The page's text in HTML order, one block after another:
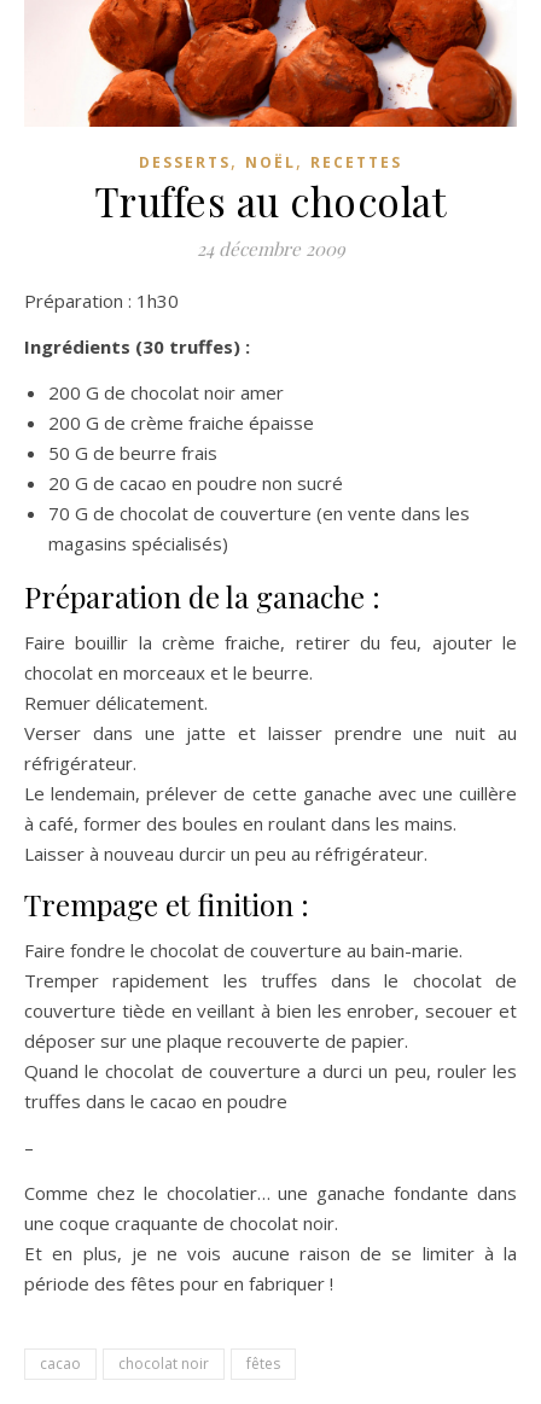
DESSERTS, NOËL, RECETTES
Truffes au chocolat
24 décembre 2009
Préparation : 1h30
Ingrédients (30 truffes) :
200 G de chocolat noir amer
200 G de crème fraiche épaisse
50 G de beurre frais
20 G de cacao en poudre non sucré
70 G de chocolat de couverture (en vente dans les
magasins spécialisés)
Préparation de la ganache :
Faire bouillir la crème fraiche, retirer du feu, ajouter le
chocolat en morceaux et le beurre.
Remuer délicatement.
Verser dans une jatte et laisser prendre une nuit au
réfrigérateur.
Le lendemain, prélever de cette ganache avec une cuillère
à café, former des boules en roulant dans les mains.
Laisser à nouveau durcir un peu au réfrigérateur.
Trempage et finition :
Faire fondre le chocolat de couverture au bain-marie.
Tremper rapidement les truffes dans le chocolat de
couverture tiède en veillant à bien les enrober, secouer et
déposer sur une plaque recouverte de papier.
Quand le chocolat de couverture a durci un peu, rouler les
truffes dans le cacao en poudre
–
Comme chez le chocolatier… une ganache fondante dans
une coque craquante de chocolat noir.
Et en plus, je ne vois aucune raison de se limiter à la
période des fêtes pour en fabriquer !
cacao chocolat noir fêtes